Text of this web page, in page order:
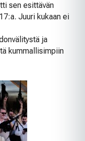
sen esittävän
Juuri kukaan ei
ja
kummallisimpiin